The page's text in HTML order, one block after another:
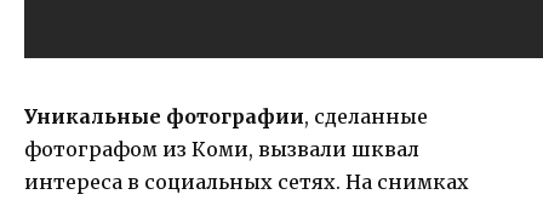
Уникальные фотографии, сделанные
фотографом из Коми, вызвали шквал
интереса в социальных сетях. На снимках